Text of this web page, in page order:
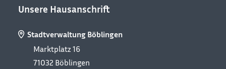
Unsere Hausanschrift
Stadtverwaltung Böblingen
Marktplatz 16
71032 Böblingen